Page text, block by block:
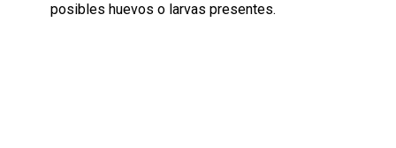
posibles huevos o larvas presentes.